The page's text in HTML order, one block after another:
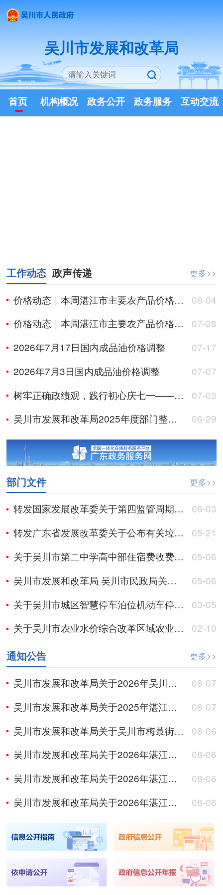
吴川市发展和改革局
首页 机构概况 政务公开 政务服务 互动交流
工作动态 政声传递 更多>>
价格动态｜本周湛江市主要农产品价格总体温和上涨
08-04
价格动态｜本周湛江市主要农产品价格总体呈稳中趋升走势
07-28
2026年7月17日国内成品油价格调整
07-17
2026年7月3日国内成品油价格调整
07-07
树牢正确政绩观，践行初心庆七一——吴川市发展和改革局开展七一主题党日活动
07-03
吴川市发展和改革局2025年度部门整体支出绩效自评报告
06-29
部门文件 更多>>
转发国家发展改革委关于第四监管周期省级电网输配电价、区域电网输电价格及有关事项的通知
08-03
转发广东省发展改革委关于公布有关垃圾焚烧发电企业2025年下半年垃圾处理量及相关电量等事项的通知
05-21
关于吴川市第二中学高中部住宿费收费标准的批复
05-06
吴川市发展和改革局 吴川市民政局关于进一步明确我市低收入群体水电气等价格优惠政策的通知
05-06
关于吴川市城区智慧停车泊位机动车停放服务收费标准有关事项的批复
03-05
关于吴川市农业水价综合改革区域农业用水价格及有关规定的通知
02-10
通知公告 更多>>
吴川市发展和改革局关于2026年吴川市塘尾街道村庄绿化项目初步设计概算审批前公示
08-07
吴川市发展和改革局关于2025年湛江市吴川市覃巴镇马路村委会新屋村生态小公园项目初步设计概算审批前公示
08-07
吴川市发展和改革局关于吴川市梅菉街道城镇老旧小区改造项目立项审批前公示
08-06
吴川市发展和改革局关于2026年湛江市吴川市覃巴镇上榕村委会典型村人居环境整治提升项目初步设计概算审批前公示
08-06
吴川市发展和改革局关于2026年湛江市吴川市振文镇罗里村委会乡村补短板建设项目初步设计概算审批前公示
08-06
吴川市发展和改革局关于2026年湛江市吴川市振文镇加伦村委会乡村补短板建设项目初步设计概算审批前公示
08-06